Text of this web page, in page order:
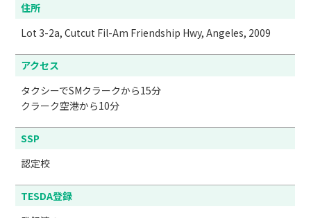
住所
Lot 3-2a, Cutcut Fil-Am Friendship Hwy, Angeles, 2009
アクセス
タクシーでSMクラークから15分
クラーク空港から10分
SSP
認定校
TESDA登録